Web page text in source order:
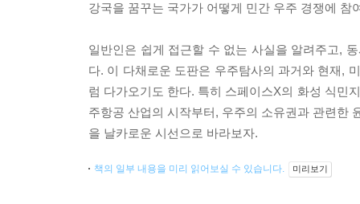
강국을 꿈꾸는 국가가 어떻게 민간 우주 경쟁에 참
일반인은 쉽게 접근할 수 없는 사실을 알려주고,
다. 이 다채로운 도판은 우주탐사의 과거와 현재,
럼 다가오기도 한다. 특히 스페이스X의 화성 식민
주항공 산업의 시작부터, 우주의 소유권과 관련한
을 날카로운 시선으로 바라보자.
책의 일부 내용을 미리 읽어보실 수 있습니다. 미리보기